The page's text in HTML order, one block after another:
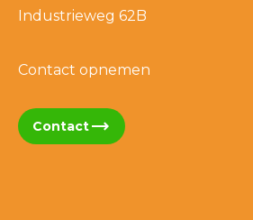
Industrieweg 62B
Contact opnemen
Contacttrending_flat